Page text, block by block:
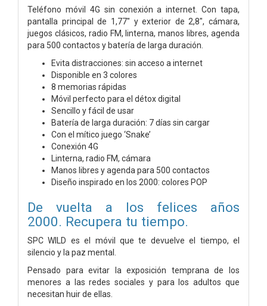
Teléfono móvil 4G sin conexión a internet. Con tapa,
pantalla principal de 1,77" y exterior de 2,8", cámara,
juegos clásicos, radio FM, linterna, manos libres, agenda
para 500 contactos y batería de larga duración.
Evita distracciones: sin acceso a internet
Disponible en 3 colores
8 memorias rápidas
Móvil perfecto para el détox digital
Sencillo y fácil de usar
Batería de larga duración: 7 días sin cargar
Con el mítico juego ‘Snake’
Conexión 4G
Linterna, radio FM, cámara
Manos libres y agenda para 500 contactos
Diseño inspirado en los 2000: colores POP
De vuelta a los felices años
2000. Recupera tu tiempo.
SPC WILD es el móvil que te devuelve el tiempo, el
silencio y la paz mental.
Pensado para evitar la exposición temprana de los
menores a las redes sociales y para los adultos que
necesitan huir de ellas.